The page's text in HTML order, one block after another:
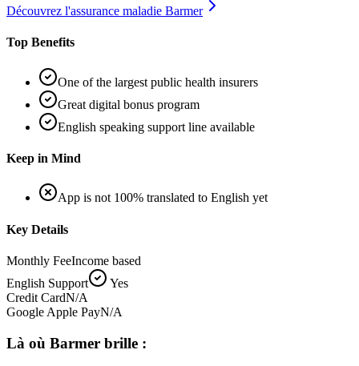
Découvrez l'assurance maladie Barmer
Top Benefits
One of the largest public health insurers
Great digital bonus program
English speaking support line available
Keep in Mind
App is not 100% translated to English yet
Key Details
Monthly FeeIncome based
English Support
Yes
Credit CardN/A
Google Apple PayN/A
Là où Barmer brille :